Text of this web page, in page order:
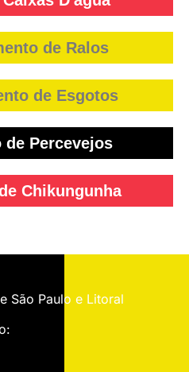
de Ralos
de Esgotos
de Percevejos
Chikungunha
São Paulo e Litoral